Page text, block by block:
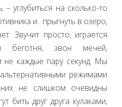
углубиться на сколько-то
и…прыгнуть в озеро,
Звучит просто, играется
беготня, звон мечей,
не каждые пару секунд. Мы
режимами
не слишком очевидны
бить друг друга кулаками,